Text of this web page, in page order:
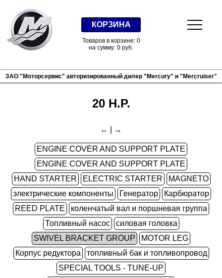
КОРЗИНА
Товаров в корзине: 0
на сумму: 0 руб.
ЗАО "Моторсервис" авторизированный дилер "Mercury" и "Mercruiser"
20 H.P.
← →
ENGINE COVER AND SUPPORT PLATE
ENGINE COVER AND SUPPORT PLATE
HAND STARTER
ELECTRIC STARTER
MAGNETO
электрические компоненты
Генератор
Карбюратор
REED PLATE
коленчатый вал и поршневая группа
Топливный насос
силовая головка
SWIVEL BRACKET GROUP
MOTOR LEG
Корпус редуктора
топливный бак и топливопровод
SPECIAL TOOLS - TUNE-UP